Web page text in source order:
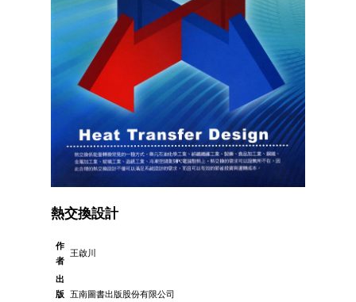
熱交換設計
作
者
王啟川
出
版 五南圖書出版股份有限公司